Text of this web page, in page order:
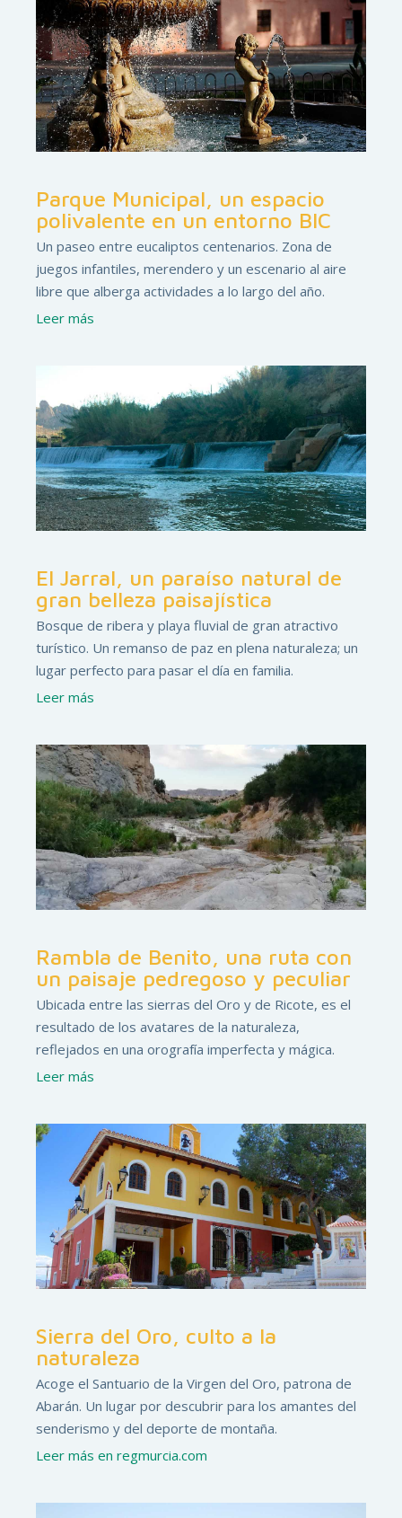
Parque Municipal, un espacio
polivalente en un entorno BIC
Un paseo entre eucaliptos centenarios. Zona de
juegos infantiles, merendero y un escenario al aire
libre que alberga actividades a lo largo del año.
Leer más
El Jarral, un paraíso natural de
gran belleza paisajística
Bosque de ribera y playa fluvial de gran atractivo
turístico. Un remanso de paz en plena naturaleza; un
lugar perfecto para pasar el día en familia.
Leer más
Rambla de Benito, una ruta con
un paisaje pedregoso y peculiar
Ubicada entre las sierras del Oro y de Ricote, es el
resultado de los avatares de la naturaleza,
reflejados en una orografía imperfecta y mágica.
Leer más
Sierra del Oro, culto a la
naturaleza
Acoge el Santuario de la Virgen del Oro, patrona de
Abarán. Un lugar por descubrir para los amantes del
senderismo y del deporte de montaña.
Leer más en regmurcia.com